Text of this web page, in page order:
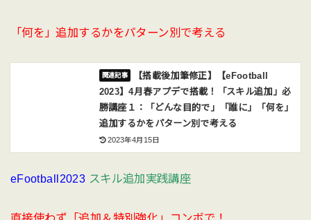
「何を」追加するかをパターン別で考える
【搭載後加筆修正】【eFootball
2023】4月春アプデで搭載！「スキル追加」必
勝講座１：「どんな目的で」「誰に」「何を」
追加するかをパターン別で考える
2023年4月15日
eFootball2023 スキル追加実践講座